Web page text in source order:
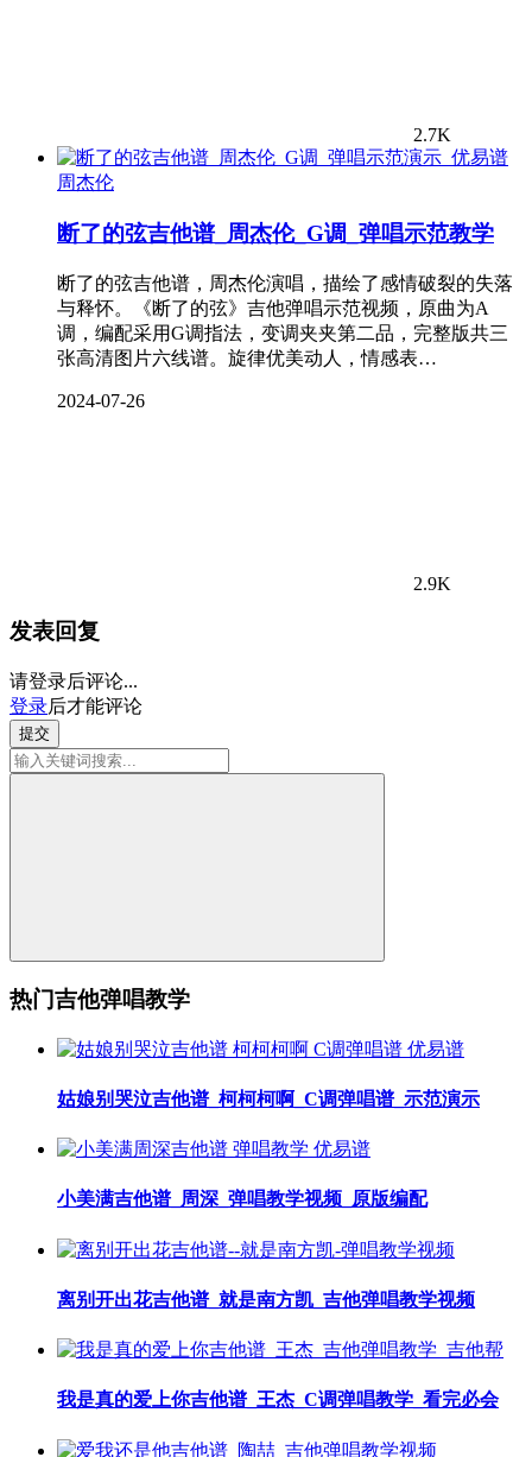
2.7K
周杰伦
断了的弦吉他谱_周杰伦_G调_弹唱示范教学
断了的弦吉他谱，周杰伦演唱，描绘了感情破裂的失落
与释怀。《断了的弦》吉他弹唱示范视频，原曲为A
调，编配采用G调指法，变调夹夹第二品，完整版共三
张高清图片六线谱。旋律优美动人，情感表…
2024-07-26
2.9K
发表回复
请登录后评论...
登录后才能评论
提交
热门吉他弹唱教学
姑娘别哭泣吉他谱_柯柯柯啊_C调弹唱谱_示范演示
小美满吉他谱_周深_弹唱教学视频_原版编配
离别开出花吉他谱_就是南方凯_吉他弹唱教学视频
我是真的爱上你吉他谱_王杰_C调弹唱教学_看完必会